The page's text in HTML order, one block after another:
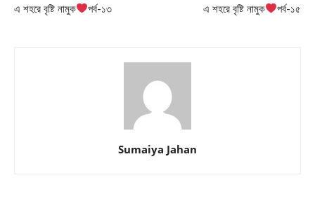
এ শহরে বৃষ্টি নামুক পর্ব-১৩ এ শহরে বৃষ্টি নামুক পর্ব-১৫
Sumaiya Jahan